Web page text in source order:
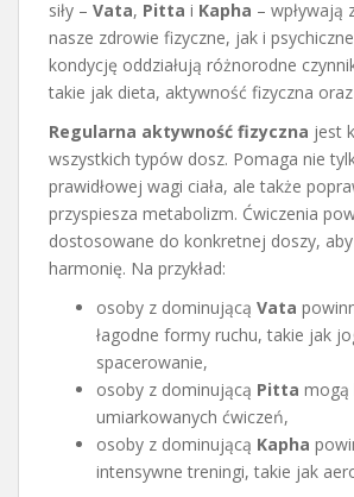
siły – Vata, Pitta i Kapha – wpływają
nasze zdrowie fizyczne, jak i
kondycję oddziałują różnorodne
takie jak dieta, aktywność fizyczna
Regularna aktywność fizyczna jest
wszystkich typów dosz. Pomaga nie
prawidłowej wagi ciała, ale także
przyspiesza metabolizm. Ćwiczenia
dostosowane do konkretnej doszy,
harmonię. Na przykład:
osoby z dominującą Vata
łagodne formy ruchu, takie jak
spacerowanie,
osoby z dominującą Pitta mogą
umiarkowanych ćwiczeń,
osoby z dominującą Kapha
intensywne treningi, takie jak